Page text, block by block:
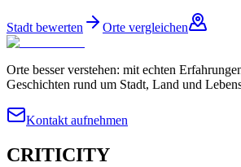
Stadt bewerten Orte vergleichen
Orte besser verstehen: mit echten
Geschichten rund um Stadt, Land und
Kontakt aufnehmen
CRITICITY